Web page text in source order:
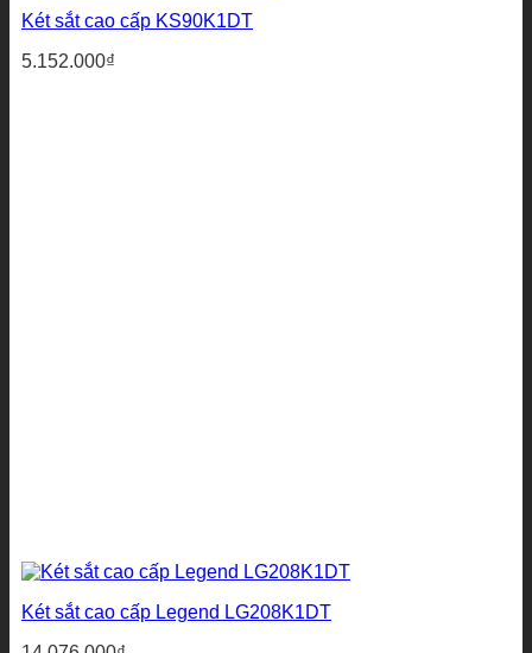
Két sắt cao cấp KS90K1DT
5.152.000₫
Két sắt cao cấp Legend LG208K1DT